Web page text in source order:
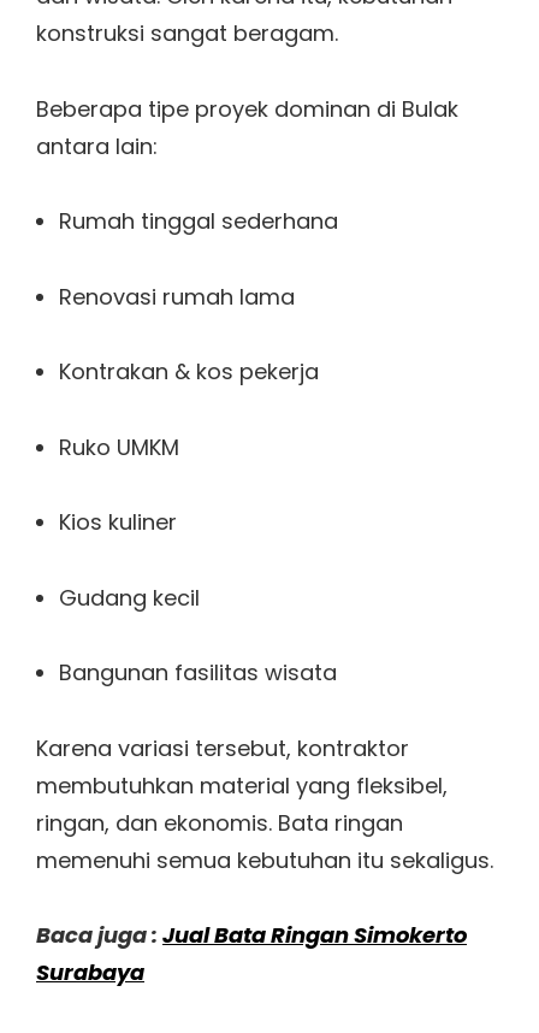
konstruksi sangat beragam.
Beberapa tipe proyek dominan di Bulak
antara lain:
Rumah tinggal sederhana
Renovasi rumah lama
Kontrakan & kos pekerja
Ruko UMKM
Kios kuliner
Gudang kecil
Bangunan fasilitas wisata
Karena variasi tersebut, kontraktor
membutuhkan material yang fleksibel,
ringan, dan ekonomis. Bata ringan
memenuhi semua kebutuhan itu sekaligus.
Baca juga : Jual Bata Ringan Simokerto
Surabaya